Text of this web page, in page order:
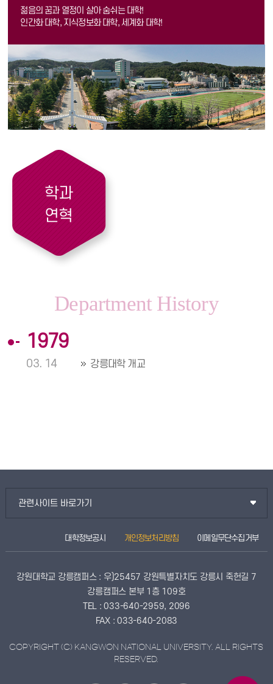
젊음의 꿈과 열정이 살아 숨쉬는 대학!
인간화 대학, 지식정보화 대학, 세계화 대학!
학과
연혁
DepartmentHistory
1979
03. 14 강릉대학 개교
관련사이트 바로가기
대학정보공시 개인정보처리방침 이메일무단수집거부
강원대학교 강릉캠퍼스 : 우)25457 강원특별자치도 강릉시 죽헌길 7
강릉캠퍼스 본부 1층 109호
TEL : 033-640-2959, 2096
FAX : 033-640-2083
COPYRIGHT (C) KANGWON NATIONAL UNIVERSITY. ALL RIGHTS
RESERVED.